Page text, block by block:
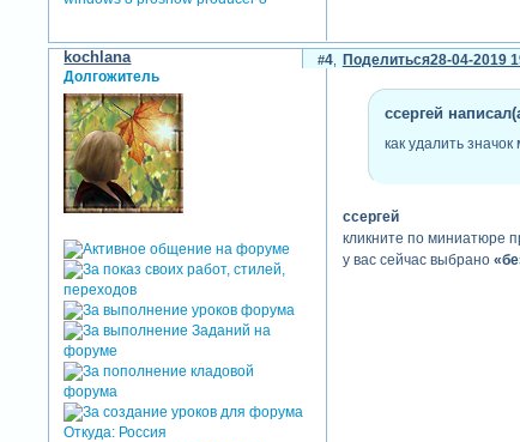
Поделиться
4 28-04-2019
kochlana
Долгожитель
Откуда: Россия
cсергей
как удалить
cсергей
кликните по миниатюре
у вас сейчас выбрано